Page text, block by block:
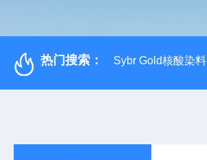
热门搜索： Sybr Gold核酸染料